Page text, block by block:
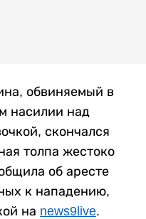
обвиняемый в
насилии над
скончался
толпа жестоко
об аресте
к нападению,
на news9live.